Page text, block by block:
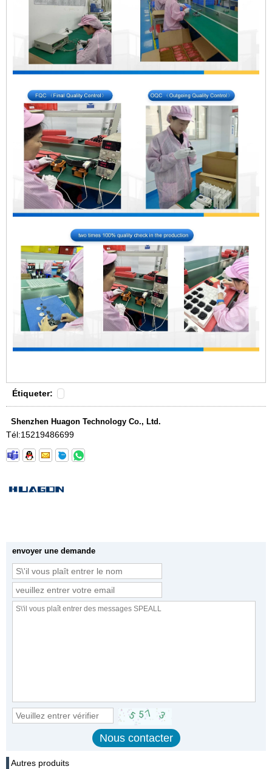
Étiqueter:
Shenzhen Huagon Technology Co., Ltd.
Tél:15219486699
envoyer une demande
Autres produits